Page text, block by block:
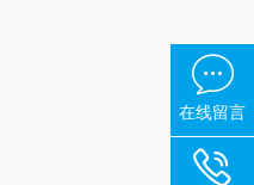

在线留言
